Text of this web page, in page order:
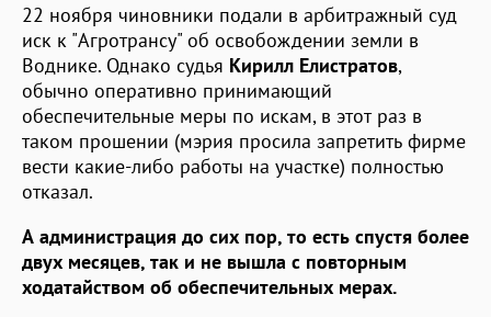
22 ноября чиновники подали в арбитражный суд
иск к "Агротрансу" об освобождении земли в
Воднике. Однако судья Кирилл Елистратов,
обычно оперативно принимающий
обеспечительные меры по искам, в этот раз в
таком прошении (мэрия просила запретить фирме
вести какие-либо работы на участке) полностью
отказал.
А администрация до сих пор, то есть спустя более
двух месяцев, так и не вышла с повторным
ходатайством об обеспечительных мерах.